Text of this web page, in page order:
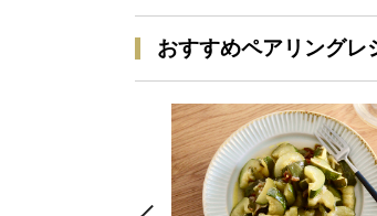
おすすめペアリングレ